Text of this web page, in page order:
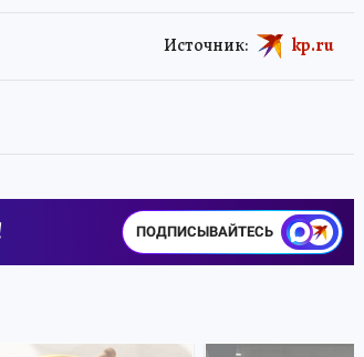
Источник: kp.ru
ПОДПИСЫВАЙТЕСЬ